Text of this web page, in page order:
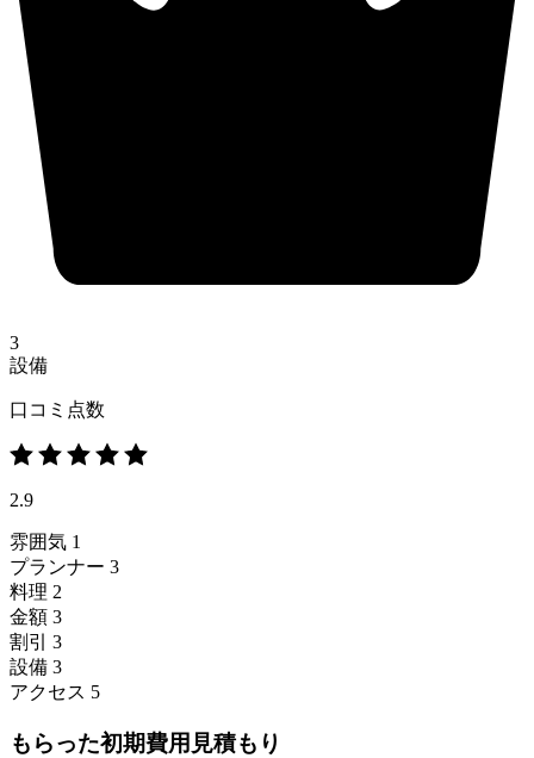
3
設備
口コミ点数
2.9
雰囲気 1
プランナー 3
料理 2
金額 3
割引
3
設備 3
アクセス 5
もらった初期費用見積もり